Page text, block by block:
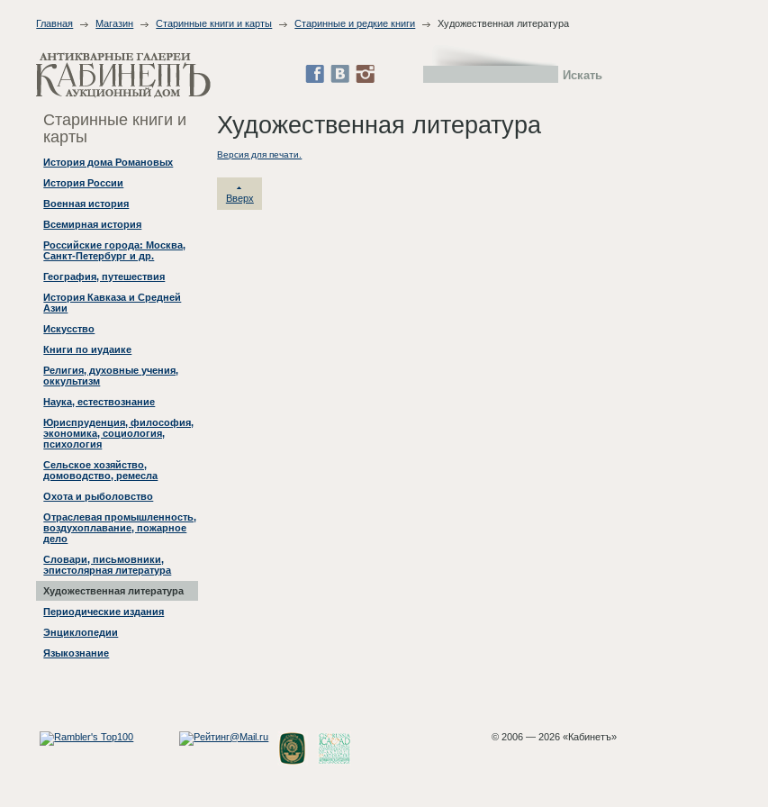
Главная Магазин Старинные книги и карты Старинные и редкие книги Художественная литература
Старинные книги и
карты
История дома Романовых
История России
Военная история
Всемирная история
Российские города: Москва,
Санкт-Петербург и др.
География, путешествия
История Кавказа и Средней
Азии
Искусство
Книги по иудаике
Религия, духовные учения,
оккультизм
Наука, естествознание
Юриспруденция, философия,
экономика, социология,
психология
Сельское хозяйство,
домоводство, ремесла
Охота и рыболовство
Отраслевая промышленность,
воздухоплавание, пожарное
дело
Словари, письмовники,
эпистолярная литература
Художественная литература
Периодические издания
Энциклопедии
Языкознание
Художественная литература
Версия для печати.
Вверх
© 2006 — 2026 «Кабинетъ»